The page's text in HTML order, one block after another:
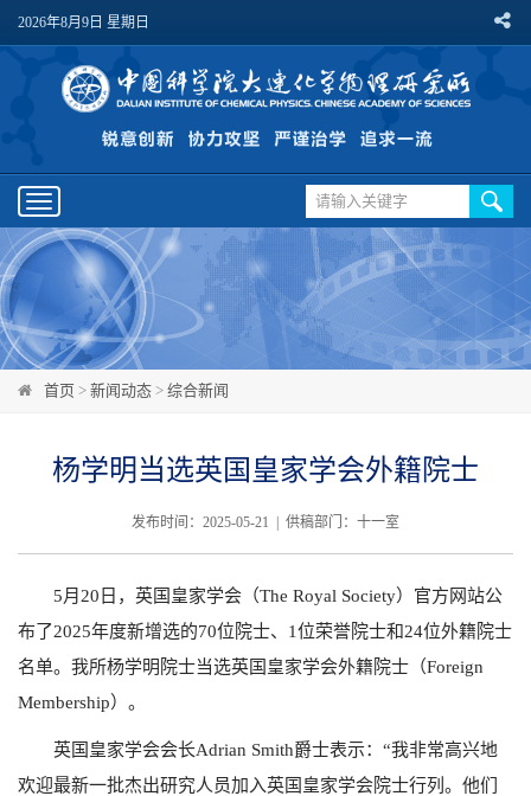
2026年8月9日 星期日
Toggle
navigation
首页 > 新闻动态 > 综合新闻
杨学明当选英国皇家学会外籍院士
发布时间：2025-05-21 | 供稿部门：十一室
5月20日，英国皇家学会（The Royal Society）官方网站公
布了2025年度新增选的70位院士、1位荣誉院士和24位外籍院士
名单。我所杨学明院士当选英国皇家学会外籍院士（Foreign
Membership）。
英国皇家学会会长Adrian Smith爵士表示：“我非常高兴地
欢迎最新一批杰出研究人员加入英国皇家学会院士行列。他们